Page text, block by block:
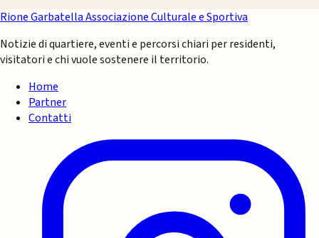
Rione GarbatellaAssociazione Culturale e Sportiva
Notizie di quartiere, eventi e percorsi chiari per residenti,
visitatori e chi vuole sostenere il territorio.
Home
Partner
Contatti